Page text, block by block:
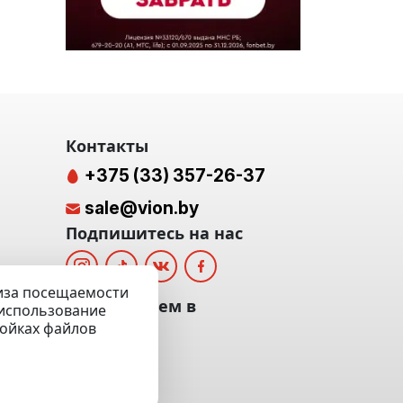
посещаемости
файлов
Контакты
+375 (33) 357-26-37
sale@vion.by
Подпишитесь на нас
Мы отвечаем в